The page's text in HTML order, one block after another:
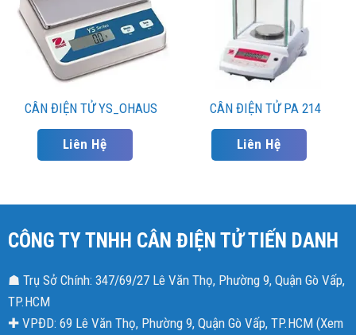
CÂN ĐIỆN TỬ YS_OHAUS
Liên Hệ
CÂN ĐIỆN TỬ PA 214
Liên Hệ
CÔNG TY TNHH CÂN ĐIỆN TỬ TIẾN DANH
☗ Trụ Sở Chính: 347/69/27 Lê Văn Thọ, Phường 9, Quận Gò Vấp,
TP.HCM
✚ VPĐD: 69 Lê Văn Thọ, Phường 9, Quận Gò Vấp, TP.HCM (Xem